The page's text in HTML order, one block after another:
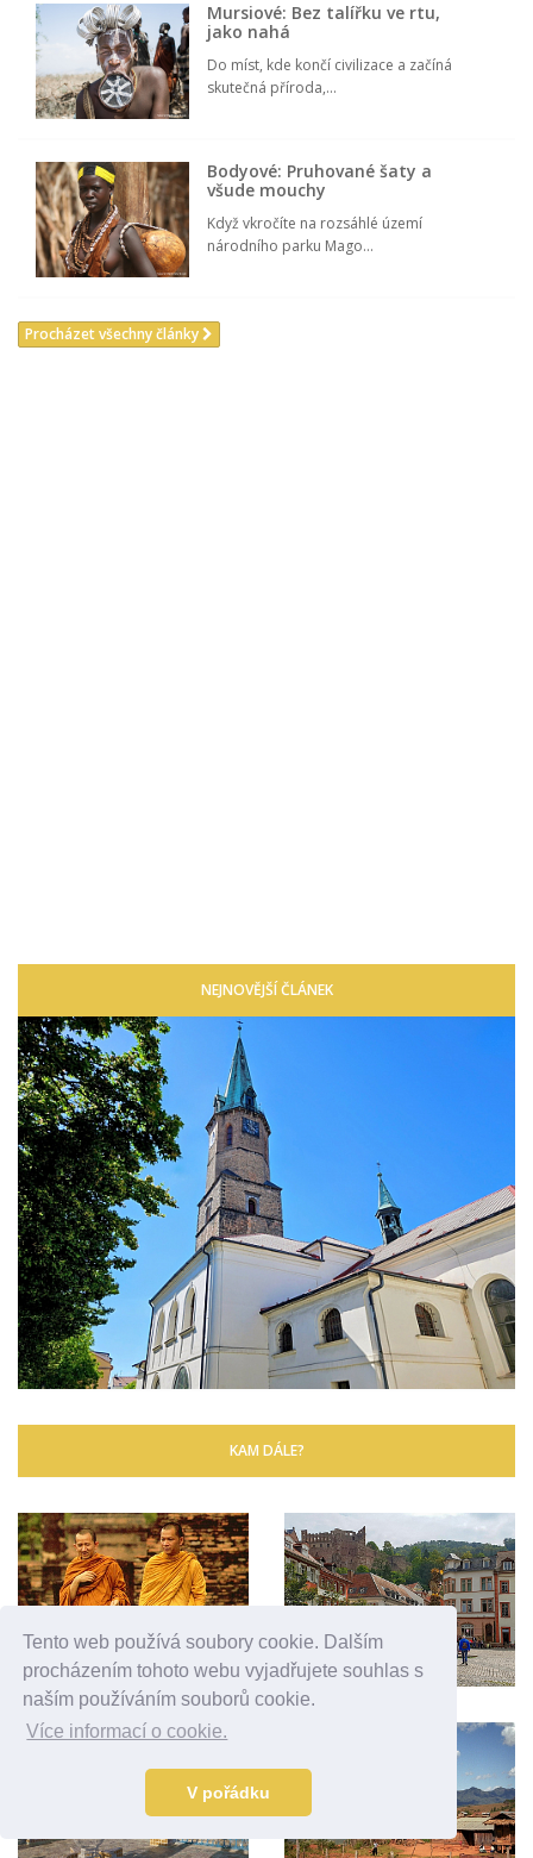
Tento web používá soubory cookie. Dalším
procházením tohoto webu vyjadřujete souhlas s
naším používáním souborů cookie.
Více informací o cookie.
V pořádku
Mursiové: Bez talířku ve rtu,
jako nahá
Do míst, kde končí civilizace a začíná
skutečná příroda,...
Bodyové: Pruhované šaty a
všude mouchy
Když vkročíte na rozsáhlé území
národního parku Mago...
Procházet všechny články
NEJNOVĚJŠÍ ČLÁNEK
KAM DÁLE?